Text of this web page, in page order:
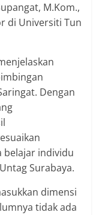
M.Kom.,
di Universiti Tun
Dengan
belajar individu
Surabaya.
dimensi
tidak ada